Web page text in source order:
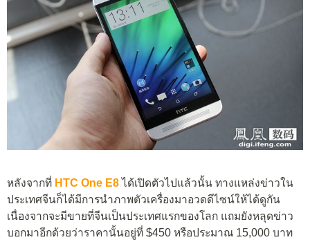
หลังจากที่ HTC One E8ได้เปิดตัวไปแล้วนั้น ทางแหล่งข่าวใน
ประเทศจีนก็ได้มีการนำภาพตัวเครื่องมาอวดดีไซน์ให้ได้ดูกัน
เนื่องจากจะมีขายที่จีนเป็นประเทศแรกของโลก แถมยังหลุดข่าว
บอกมาอีกด้วยว่าราคานั้นอยู่ที่ $450 หรือประมาณ 15,000 บาท